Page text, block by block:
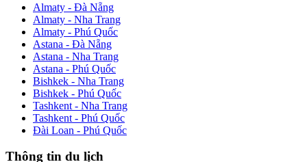
Almaty - Đà Nẵng
Almaty - Nha Trang
Almaty - Phú Quốc
Astana - Đà Nẵng
Astana - Nha Trang
Astana - Phú Quốc
Bishkek - Nha Trang
Bishkek - Phú Quốc
Tashkent - Nha Trang
Tashkent - Phú Quốc
Đài Loan - Phú Quốc
Thông tin du lịch